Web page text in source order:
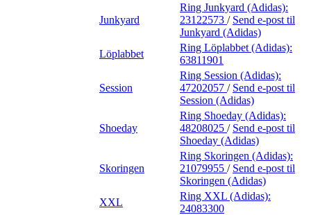
Junkyard
Ring Junkyard (Adidas):
23122573 / Send e-post til
Junkyard (Adidas)
Löplabbet
Ring Löplabbet (Adidas):
63811901
Session
Ring Session (Adidas):
47202057 / Send e-post til
Session (Adidas)
Shoeday
Ring Shoeday (Adidas):
48208025 / Send e-post til
Shoeday (Adidas)
Skoringen
Ring Skoringen (Adidas):
21079955 / Send e-post til
Skoringen (Adidas)
XXL
Ring XXL (Adidas):
24083300